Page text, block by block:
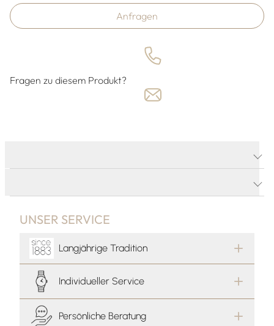
Anfragen
Fragen zu diesem Produkt?
UNSER SERVICE
Langjährige Tradition
Individueller Service
Persönliche Beratung